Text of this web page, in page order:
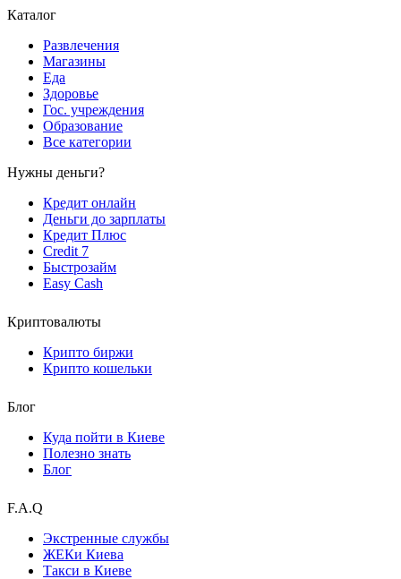
Каталог
Развлечения
Магазины
Еда
Здоровье
Гос. учреждения
Образование
Все категории
Нужны деньги?
Кредит онлайн
Деньги до зарплаты
Кредит Плюс
Credit 7
Быстрозайм
Easy Cash
Криптовалюты
Крипто биржи
Крипто кошельки
Блог
Куда пойти в Киеве
Полезно знать
Блог
F.A.Q
Экстренные службы
ЖЕКи Киева
Такси в Киеве